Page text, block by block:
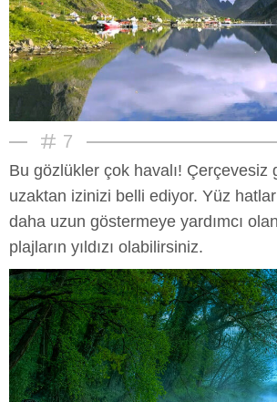
7
Bu gözlükler çok havalı! Çerçevesiz
uzaktan izinizi belli ediyor. Yüz
daha uzun göstermeye yardımcı
plajların yıldızı olabilirsiniz.